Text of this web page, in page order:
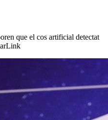
que el cos artificial detectat